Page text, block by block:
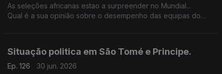
As seleções africanas estao a surpreender no Mundial...
Qual é a sua opinião sobre o desempenho das equipas do
Situação politica em São Tomé e Principe.
Ep. 126
30 jun. 2026